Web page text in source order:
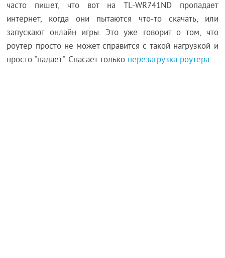
часто пишет, что вот на TL-WR741ND пропадает
интернет, когда они пытаются что-то скачать, или
запускают онлайн игры. Это уже говорит о том, что
роутер просто не может справится с такой нагрузкой и
просто "падает". Спасает толькоперезагрузка роутера.